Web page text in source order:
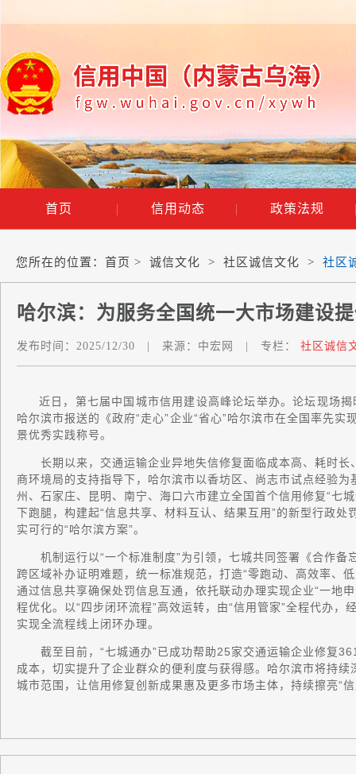
首页 | 信用动态 | 政策法规
您所在的位置： 首页 > 诚信文化 > 社区诚信文化 > 社区
哈尔滨：为服务全国统一大市场建设
发布时间： 2025/12/30 来源： 中宏网 专栏： 社区诚信
近日，第七届中国城市信用建设高峰论坛举办。论坛现场
哈尔滨市报送的《政府“走心”企业“省心”哈尔滨市在全国率先
景优秀实践称号。
长期以来，交通运输企业异地失信修复面临成本高、耗时长
商环境局的支持指导下，哈尔滨市以香坊区、尚志市试点经验
州、石家庄、昆明、南宁、海口六市建立全国首个信用修复“七
下跑腿，构建起“信息共享、材料互认、结果互用”的新型行政
实可行的“哈尔滨方案”。
机制运行以“一个标准制度”为引领，七城共同签署《合作备
跨区域补办证明难题，统一标准规范，打造“零跑动、高效率、
通过信息共享确保处罚信息互通，依托联动办理实现企业“一地
程优化。以“四步闭环流程”高效运转，由“信用管家”全程代办，
实现全流程线上闭环办理。
截至目前，“七城通办”已成功帮助25家交通运输企业修复
成本，切实提升了企业群众的便利度与获得感。哈尔滨市将持
城市范围，让信用修复创新成果惠及更多市场主体，持续擦亮“